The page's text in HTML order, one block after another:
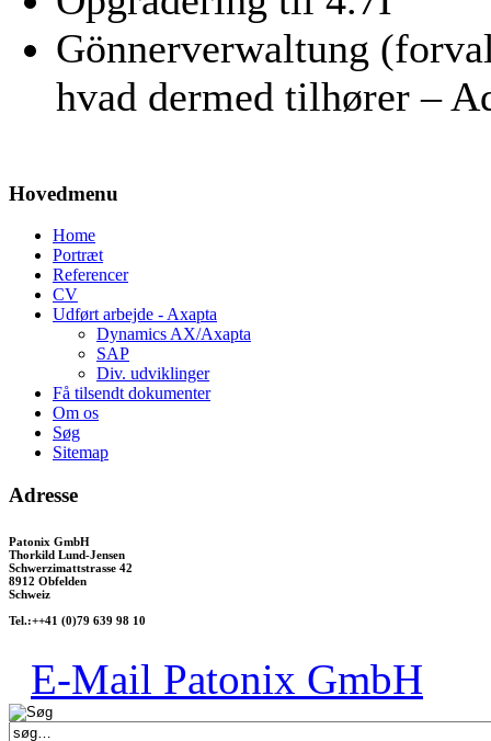
Gönnerverwaltung
hvad dermed tilhører –
Hovedmenu
Home
Portræt
Referencer
CV
Udført arbejde - Axapta
Dynamics AX/Axapta
SAP
Div. udviklinger
Få tilsendt dokumenter
Om os
Søg
Sitemap
Adresse
Patonix GmbH
Thorkild Lund-Jensen
Schwerzimattstrasse 42
8912 Obfelden
Schweiz
Tel.:++41 (0)79 639 98 10
E-Mail Patonix GmbH